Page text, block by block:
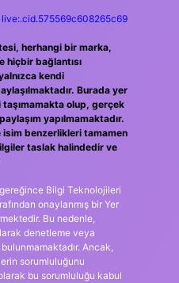
live:.cid.575569c608265c69
herhangi bir marka,
hiçbir bağlantısı
kendi
Burada yer
olup, gerçek
yapılmamaktadır.
benzerlikleri tamamen
taslak halindedir ve
Bilgi Teknolojileri
onaylanmış bir Yer
Bu nedenle,
denetleme veya
Ancak,
sorumluluğunu
bu sorumluluğu kabul